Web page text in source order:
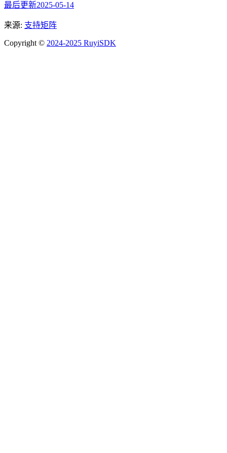
最后更新2025-05-14
来源: 支持矩阵
Copyright © 2024-2025 RuyiSDK